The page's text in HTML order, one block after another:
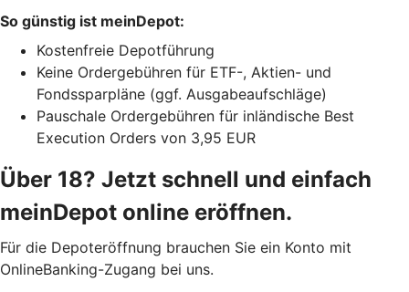
So günstig ist meinDepot:
Kostenfreie Depotführung
Keine Ordergebühren für ETF-, Aktien- und
Fondssparpläne (ggf. Ausgabeaufschläge)
Pauschale Ordergebühren für inländische Best
Execution Orders von 3,95 EUR
Über 18? Jetzt schnell und einfach
meinDepot online eröffnen.
Für die Depoteröffnung brauchen Sie ein Konto mit
OnlineBanking-Zugang bei uns.